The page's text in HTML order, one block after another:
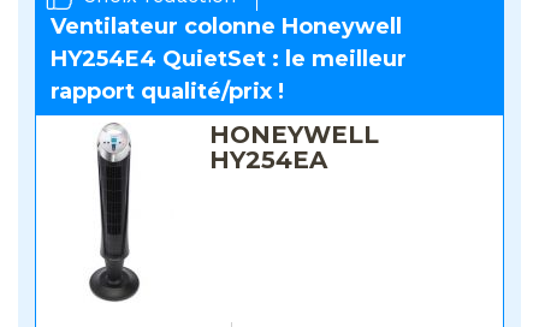
Ventilateur colonne Honeywell
HY254E4 QuietSet : le meilleur
rapport qualité/prix !
HONEYWELL
HY254EA